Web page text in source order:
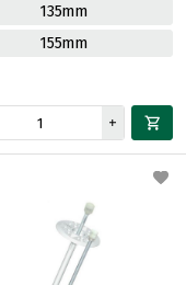
135mm
155mm